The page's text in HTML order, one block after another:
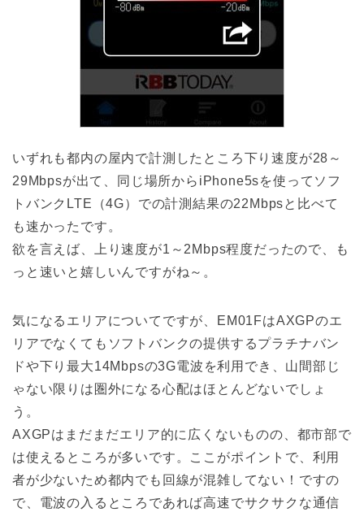
いずれも都内の屋内で計測したところ下り速度が28～
29Mbpsが出て、同じ場所からiPhone5sを使ってソフ
トバンクLTE（4G）での計測結果の22Mbpsと比べて
も速かったです。
欲を言えば、上り速度が1～2Mbps程度だったので、も
っと速いと嬉しいんですがね～。
気になるエリアについてですが、EM01FはAXGPのエ
リアでなくてもソフトバンクの提供するプラチナバン
ドや下り最大14Mbpsの3G電波を利用でき、山間部じ
ゃない限りは圏外になる心配はほとんどないでしょ
う。
AXGPはまだまだエリア的に広くないものの、都市部で
は使えるところが多いです。ここがポイントで、利用
者が少ないため都内でも回線が混雑してない！ですの
で、電波の入るところであれば高速でサクサクな通信